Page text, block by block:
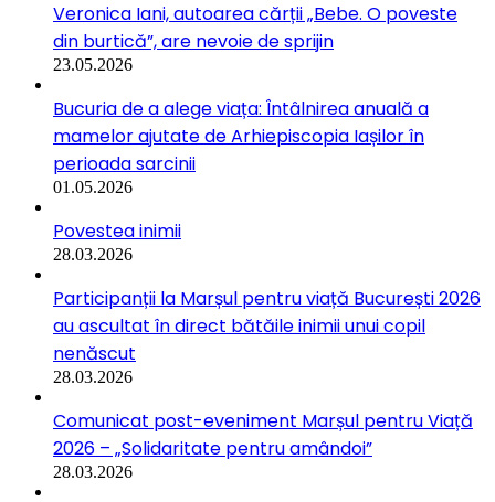
Veronica Iani, autoarea cărții „Bebe. O poveste
din burtică”, are nevoie de sprijin
23.05.2026
Bucuria de a alege viața: Întâlnirea anuală a
mamelor ajutate de Arhiepiscopia Iașilor în
perioada sarcinii
01.05.2026
Povestea inimii
28.03.2026
Participanții la Marșul pentru viață București 2026
au ascultat în direct bătăile inimii unui copil
nenăscut
28.03.2026
Comunicat post-eveniment Marșul pentru Viață
2026 – „Solidaritate pentru amândoi”
28.03.2026